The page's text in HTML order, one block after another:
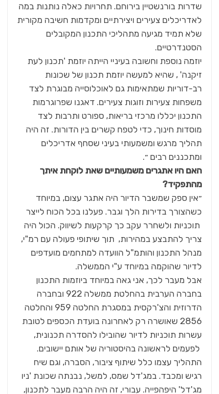
שדרות בורנשטיין בירוחם. תחרויות כאלה נותנות במה
לאדריכלים צעירים ויצירתיים ומקדמות חשיבה מקורית
שלא תמיד מגיעה מתהליכי התכנון המקובלים
הסטנדרטיים.
יוזמה נוספת וחשובה בעיניי הייתה יוזמת 'תכנון לעת
זיקנה' , שהיא למעשה יוזמת תכנון של שכונות
רב-דוריות שמתאימות גם לאוכלוסייה מבוגרת לצד
משפחות צעירות וזוגות צעירים. דאגנו שפרוגרמות
התכנון יכללו מרכזי בריאות, ספורט ותרבות לצד
מוסדות חינוך, כדי לטפח קשרים בין הדורות. זה היה
תהליך מרגש ומשמעותי בעיני שסחף אדריכלים
ומתכננים רבים ״.
האם היו אתגרים משמעותיים שאת לוקחת איתך
מהתפקיד?
״אין ספק שמשבר הדיור היה אתגר עצום, במיוחד
כשהצורך בדירות הלך וגבר. פעלנו בכל הכוח לייצר
תוכניות ולשחרר עקב כך קרקעות לשיווק. הכול היה
צריך להתבצע במהירות, תוך שיתופי פעולה עם רמ"י,
מנהל התכנון והותמ"ל הוועדה למתחמים מועדפים
לדיור שהוקמה במיוחד ע"י הממשלה.
אבל מעבר לכך, אני גאה במיוחד ביוזמות התכנון
בחברה הערבית בהחלטת ממשלה 922 ובחברה
הדרוזית והצ'רקסית במסגרת החלטה 959 והחלטה
2856 שאושרה רק לאחרונה בועדת הכספים לטובת
עשרות תוכניות לדיור שהובילו להסדרה תכנונית,
לפעמים לראשונה בהיסטוריה של אותם יישובים.
התהליך עצמו כלל שיתוף ציבור, הסברה, וגם שיח
רגיש ומכבד. במג'דל שמס, למשל, נבנתה שכונת 'ניו
מג'דל' היפהפייה. עבורי, זה היה הרבה מעבר לתכנון,